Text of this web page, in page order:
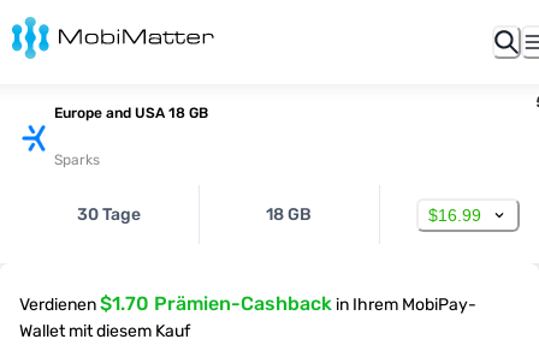
Europe and USA 18 GB
Sparks
30 Tage 18 GB $16.99
Verdienen$1.70 Prämien-Cashback in Ihrem MobiPay-
Wallet mit diesem Kauf